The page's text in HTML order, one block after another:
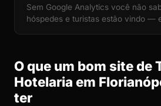
Sem Google Analytics você não
hóspedes e turistas estão vindo —
O que um bom site de
Hotelaria em
ter